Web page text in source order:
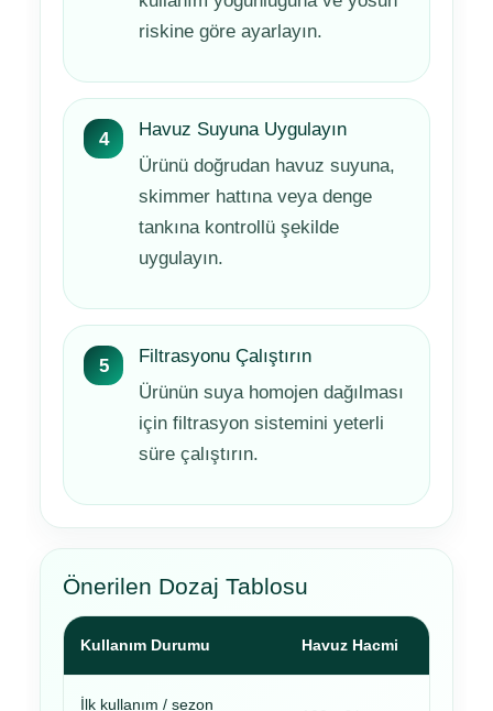
riskine göre ayarlayın.
Havuz Suyuna Uygulayın
Ürünü doğrudan havuz suyuna,
skimmer hattına veya denge
tankına kontrollü şekilde
uygulayın.
Filtrasyonu Çalıştırın
Ürünün suya homojen dağılması
için filtrasyon sistemini yeterli
süre çalıştırın.
Önerilen Dozaj Tablosu
Kullanım Durumu Havuz Hacmi
İlk kullanım / sezon